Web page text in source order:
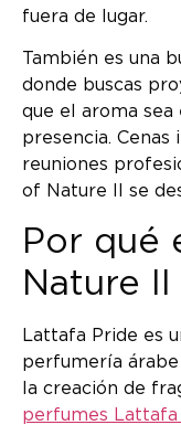
fuera de lugar.
También es una
donde buscas
que el aroma
presencia. Cenas
reuniones
of Nature II se
Por qué
Nature
Lattafa Pride es
perfumería
la creación de
perfumes